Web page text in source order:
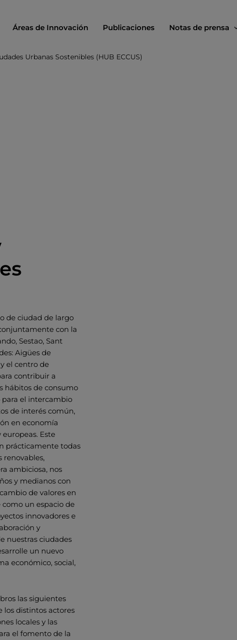
Áreas de Innovación Publicaciones Notas de prensa
Urbanas Sostenibles (HUB ECCUS)
de ciudad de largo
con la
Sestao, Sant
Aigües de
el centro de
contribuir a
hábitos de consumo
para el intercambio
de interés común,
en economía
Este
prácticamente todas
renovables,
ambiciosa, nos
y medianos con
de valores en
como un espacio de
innovadores e
y
nuestras ciudades
un nuevo
económico, social,
las siguientes
los distintos actores
locales y las
el fomento de la